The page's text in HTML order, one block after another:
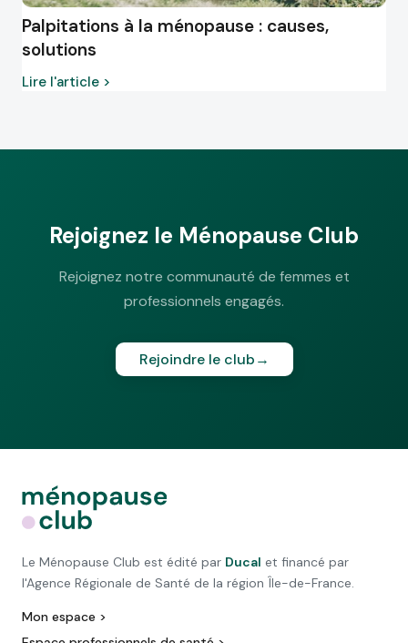
Palpitations à la ménopause : causes,
solutions
Lire l'article >
Rejoignez le Ménopause Club
Rejoignez notre communauté de femmes et
professionnels engagés.
Rejoindre le club→
Le Ménopause Club est édité par Ducal et financé par
l'Agence Régionale de Santé de la région Île-de-France.
Mon espace >